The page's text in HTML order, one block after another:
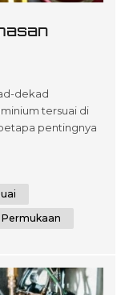
dekad
tersuai di
pentingnya
untuk
yang
kerumitan yang